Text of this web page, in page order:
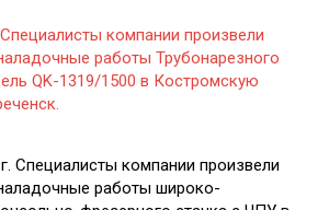
Специалисты компании произвели
работы Трубонарезного
QK-1319/1500 в Костромскую
Специалисты компании произвели
работы широко-